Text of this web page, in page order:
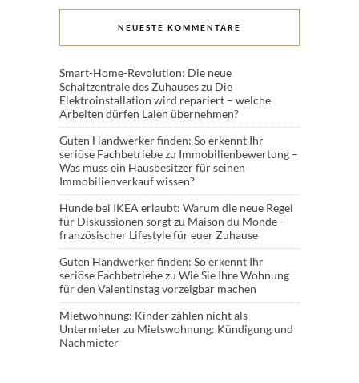
NEUESTE KOMMENTARE
Smart-Home-Revolution: Die neue
Schaltzentrale des Zuhauseszu Die
Elektroinstallation wird repariert – welche
Arbeiten dürfen Laien übernehmen?
Guten Handwerker finden: So erkennt Ihr
seriöse Fachbetriebezu Immobilienbewertung –
Was muss ein Hausbesitzer für seinen
Immobilienverkauf wissen?
Hunde bei IKEA erlaubt: Warum die neue Regel
für Diskussionen sorgtzu Maison du Monde –
französischer Lifestyle für euer Zuhause
Guten Handwerker finden: So erkennt Ihr
seriöse Fachbetriebezu Wie Sie Ihre Wohnung
für den Valentinstag vorzeigbar machen
Mietwohnung: Kinder zählen nicht als
Untermieterzu Mietswohnung: Kündigung und
Nachmieter